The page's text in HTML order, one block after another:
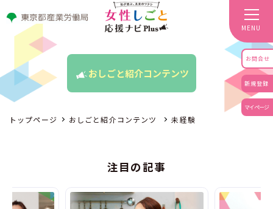
新規登録
マイページ
お問合せ
MENU
おしごと紹介コンテンツ
トップページ おしごと紹介コンテンツ 未経験
注目の記事